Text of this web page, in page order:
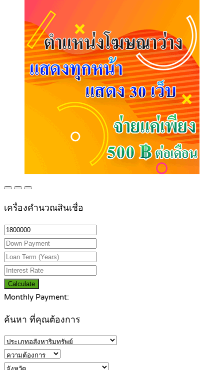
เครื่องคำนวณสินเชื่อ
Calculate
Monthly Payment:
ค้นหา ที่คุณต้องการ